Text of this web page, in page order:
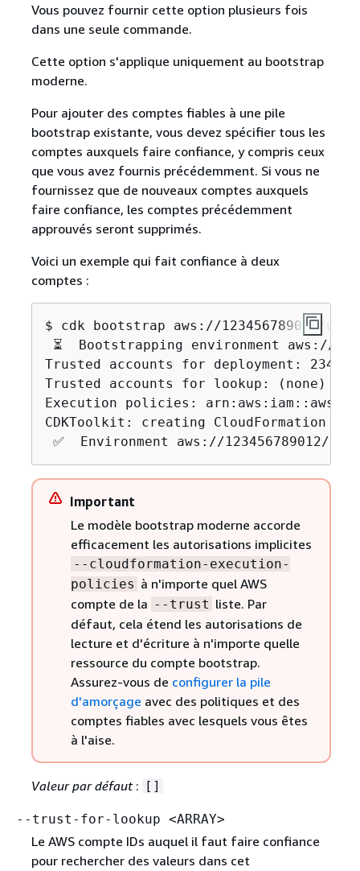
Vous pouvez fournir cette option plusieurs fois
dans une seule commande.
Cette option s'applique uniquement au bootstrap
moderne.
Pour ajouter des comptes fiables à une pile
bootstrap existante, vous devez spécifier tous les
comptes auxquels faire confiance, y compris ceux
que vous avez fournis précédemment. Si vous ne
fournissez que de nouveaux comptes auxquels
faire confiance, les comptes précédemment
approuvés seront supprimés.
Voici un exemple qui fait confiance à deux
comptes :
$ cdk bootstrap aws://123456789012/
⏳  Bootstrapping environment aws://
Trusted accounts for deployment:
Trusted accounts for lookup: (none)
Execution policies:
CDKToolkit: creating CloudFormation
✅  Environment aws://123456789012/
Important
Le modèle bootstrap moderne accorde
efficacement les autorisations implicites
--cloudformation-execution-
policies à n'importe quel AWS
compte de la --trust liste. Par
défaut, cela étend les autorisations de
lecture et d'écriture à n'importe quelle
ressource du compte bootstrap.
Assurez-vous de configurer la pile
d'amorçage avec des politiques et des
comptes fiables avec lesquels vous êtes
à l'aise.
Valeur par défaut: []
--trust-for-lookup <ARRAY>
Le AWS compte IDs auquel il faut faire confiance
pour rechercher des valeurs dans cet